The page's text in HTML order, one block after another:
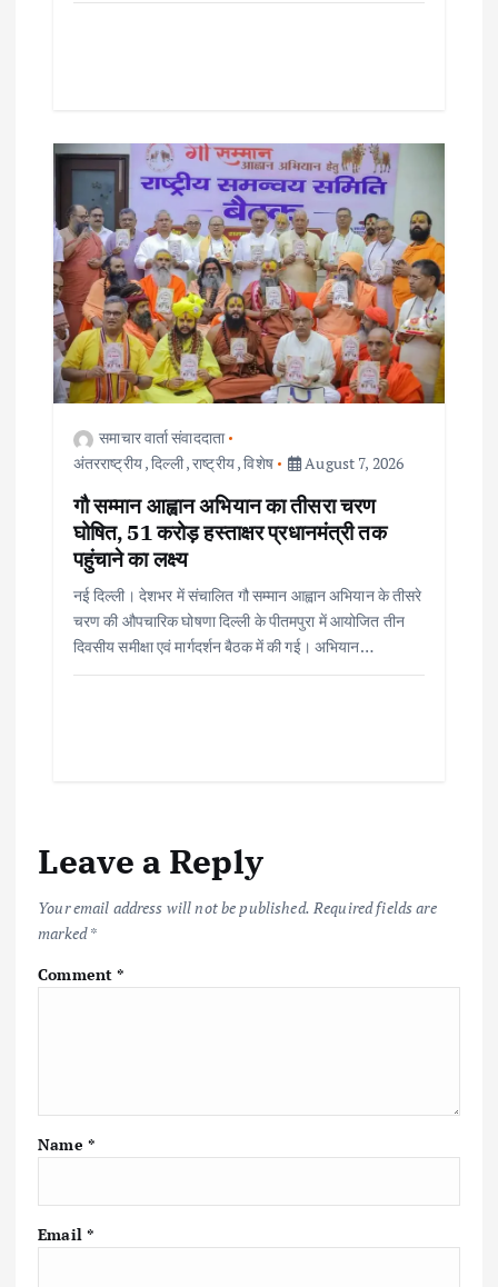
समाचार वार्ता संवाददाता
अंतरराष्ट्रीय,दिल्ली,राष्ट्रीय,विशेष August 7, 2026
गौ सम्मान आह्वान अभियान का तीसरा चरण
घोषित, 51 करोड़ हस्ताक्षर प्रधानमंत्री तक
पहुंचाने का लक्ष्य
नई दिल्ली। देशभर में संचालित गौ सम्मान आह्वान अभियान के तीसरे
चरण की औपचारिक घोषणा दिल्ली के पीतमपुरा में आयोजित तीन
दिवसीय समीक्षा एवं मार्गदर्शन बैठक में की गई। अभियान…
Leave a Reply
Your email address will not be published. Required fields are
marked*
Comment*
Name *
Email *